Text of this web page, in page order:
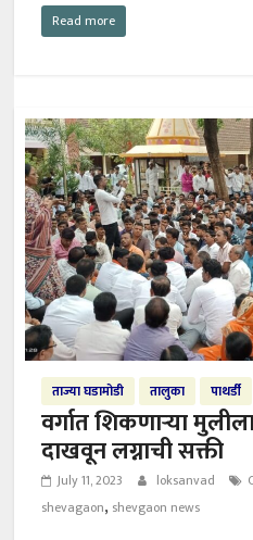
Read more
ताज्या घडामोडी तालुका पाथर्डी
वर्गात शिकणाऱ्या
दाखवून लग्नाची सक्ती
July 11, 2023 loksanvad
shevagaon, shevgaon news